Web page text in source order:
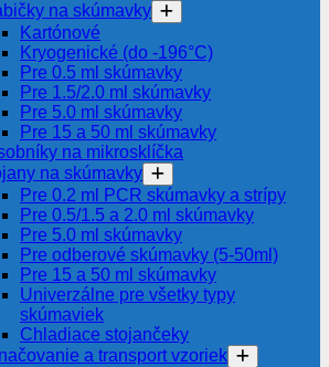
na skúmavky
Kartónové
Kryogenické (do -196°C)
Pre 0.5 ml skúmavky
Pre 1.5/2.0 ml skúmavky
Pre 5.0 ml skúmavky
Pre 15 a 50 ml skúmavky
na mikrosklíčka
na skúmavky
Pre 0.2 ml PCR skúmavky a strípy
Pre 0.5/1.5 a 2.0 ml skúmavky
Pre 5.0 ml skúmavky
Pre odberové skúmavky (5-50ml)
Pre 15 a 50 ml skúmavky
Univerzálne pre všetky typy
skúmaviek
Chladiace stojančeky
a transport vzoriek